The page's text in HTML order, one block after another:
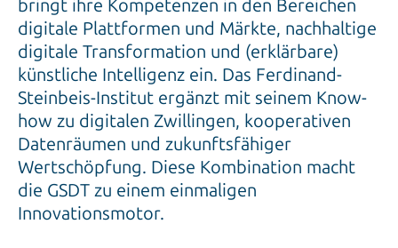
bringt ihre Kompetenzen in den Bereichen
digitale Plattformen und Märkte, nachhaltige
digitale Transformation und (erklärbare)
künstliche Intelligenz ein. Das Ferdinand-
Steinbeis-Institut ergänzt mit seinem Know-
how zu digitalen Zwillingen, kooperativen
Datenräumen und zukunftsfähiger
Wertschöpfung. Diese Kombination macht
die GSDT zu einem einmaligen
Innovationsmotor.